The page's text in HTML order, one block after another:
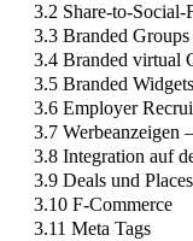
3.2 Share-to-Social-
3.3 Branded Groups
3.4 Branded virtual
3.5 Branded Widgets
3.6 Employer
3.7 Werbeanzeigen
3.8 Integration auf
3.9 Deals und Places
3.10 F-Commerce
3.11 Meta Tags